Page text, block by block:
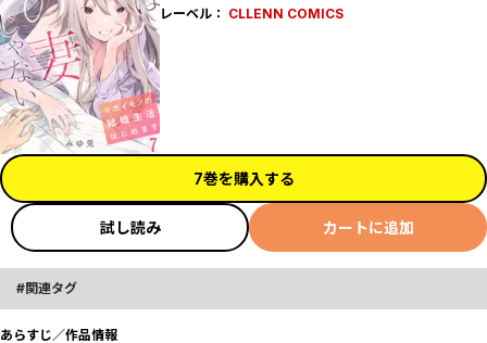
レーベル： CLLENN COMICS
7巻を購入する
試し読み カートに追加
関連タグ
あらすじ／作品情報